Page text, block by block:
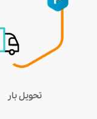
تحویل بار